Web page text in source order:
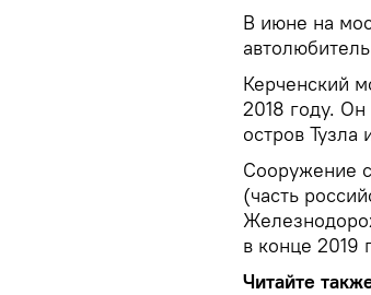
В июне на
Керченский
2018 году. Он
остров Тузла
Сооружение
(часть
в конце 2019
Читайте